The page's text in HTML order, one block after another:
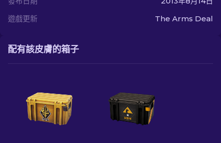
遊戲更新
The Arms Deal
配有該皮膚的箱子